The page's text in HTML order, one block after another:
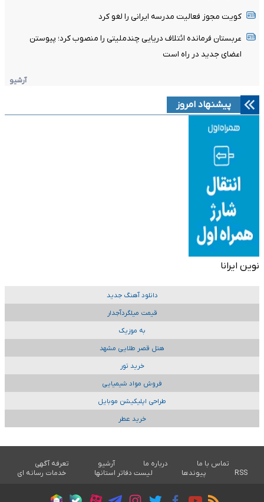
کویت مجوز فعالیت مدرسه ایرانی را لغو کرد
عربستان فرمانده ائتلاف دریایی چندملیتی را منصوب کرد؛ پیوستن
اعضای جدید در راه است
آرشیو
پیشنهاد امروز
نوین ایرانا
دانلود آهنگ جدید
قیمت میلگردآجدار
به موزیک
هتل قصر طلایی مشهد
خرید تور
فروش مواد شیمیایی
طراحی اپلیکیشن موبایل
خرید عطر
تماس با ما درباره ما آرشیو
تعرفه آگهی
RSS
پیوندها لیست دفاتر استانها خدمات رسانه ای